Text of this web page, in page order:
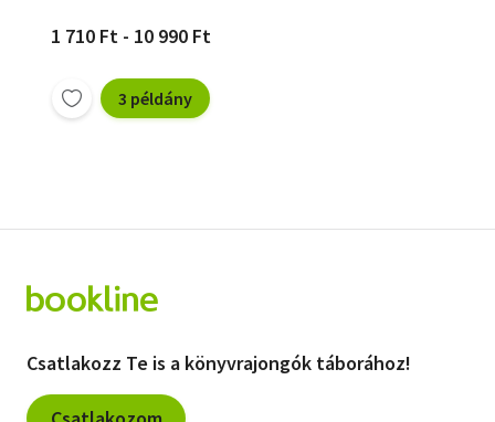
1 710 Ft - 10 990 Ft
3 példány
Csatlakozz Te is a könyvrajongók táborához!